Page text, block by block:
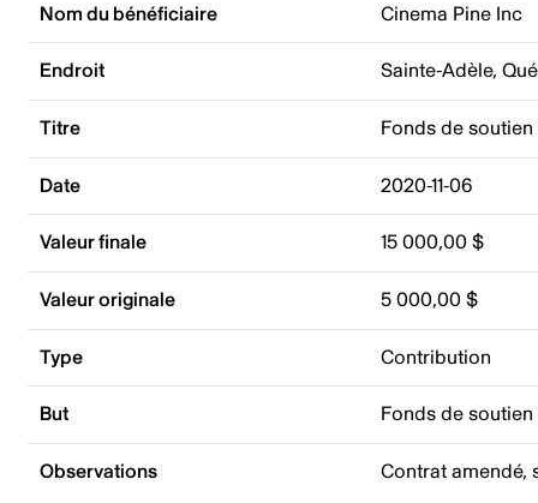
Nom du bénéficiaire Cinema Pine Inc
Endroit Sainte-Adèle,
Titre Fonds de soutien
Date 2020-11-06
Valeur finale 15 000,00 $
Valeur originale 5 000,00 $
Type Contribution
But Fonds de soutien
Observations Contrat amendé,